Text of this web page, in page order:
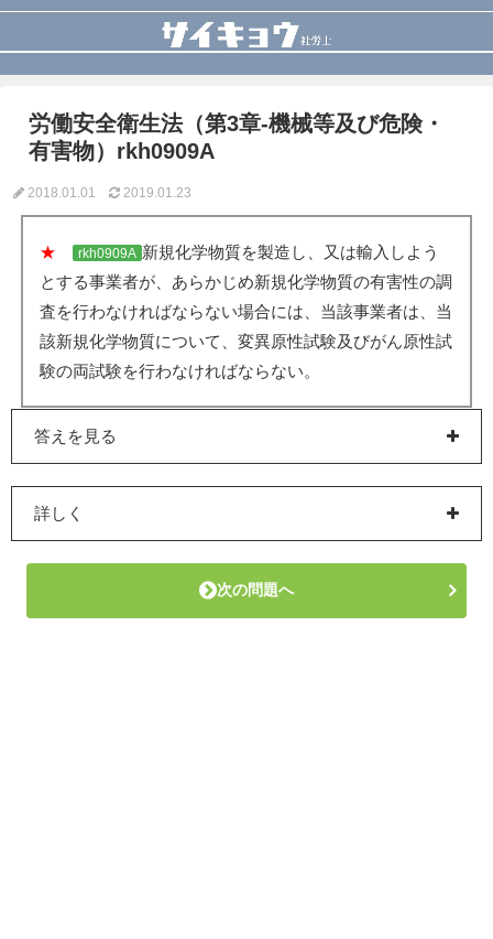
労働安全衛生法（第3章-機械等及び危険・
有害物）rkh0909A
2018.01.01 2019.01.23
★ rkh0909A 新規化学物質を製造し、又は輸入しよう
とする事業者が、あらかじめ新規化学物質の有害性の調
査を行わなければならない場合には、当該事業者は、当
該新規化学物質について、変異原性試験及びがん原性試
験の両試験を行わなければならない。
答えを見る
詳しく
次の問題へ